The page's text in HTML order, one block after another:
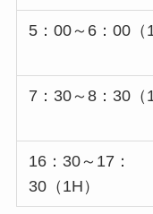
5：00～6：00（
7：30～8：30（
16：30～17：
30（1H）